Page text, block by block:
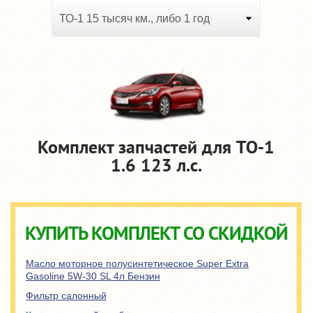
ТО-1 15 тысяч км., либо 1 год
Комплект запчастей для TO-1
1.6 123 л.с.
КУПИТЬ КОМПЛЕКТ СО СКИДКОЙ
Масло моторное полусинтетическое Super Extra
Gasoline 5W-30 SL 4л Бензин
Фильтр салонный